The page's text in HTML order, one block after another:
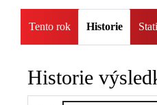
Tento rok Historie
Historie